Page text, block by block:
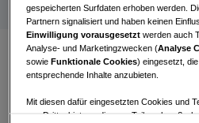
Die 27-Jährige feierte
ihren zweiten Sieg auf der
Nach bereits zwei zweiten
gespeicherten Surfdaten erhoben werden.
Partnern signalisiert und haben keinen
Einwilligung vorausgesetzt werden auch
Analyse- und Marketingzwecken (Analyse
sowieFunktionale Cookies) eingesetzt,
entsprechende Inhalte anzubieten.
Mit diesen dafür eingesetzten Cookies und
von Drittanbietern, die zum Teil auch